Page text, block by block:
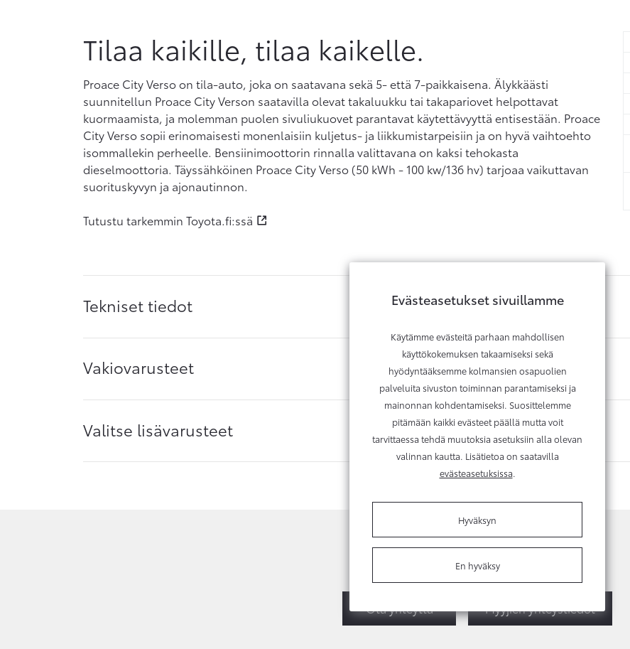
Tilaa kaikille, tilaa kaikelle.
Proace City Verso on tila-auto, joka on saatavana sekä 5- että 7-paikkaisena. Älykkäästi
suunnitellun Proace City Verson saatavilla olevat takaluukku tai takapariovet helpottavat
kuormaamista, ja molemman puolen sivuliukuovet parantavat käytettävyyttä entisestään. Proace
City Verso sopii erinomaisesti monenlaisiin kuljetus- ja liikkumistarpeisiin ja on hyvä vaihtoehto
isommallekin perheelle. Bensiinimoottorin rinnalla valittavana on kaksi tehokasta
dieselmoottoria. Täyssähköinen Proace City Verso (50 kWh - 100 kw/136 hv) tarjoaa vaikuttavan
suorituskyvyn ja ajonautinnon.
Tutustu tarkemmin Toyota.fi:ssä
Tekniset tiedot
Vakiovarusteet
Valitse lisävarusteet
Kysy lisätietoja tai vaihtotarjousta
Ota yhteyttä Myyjien yhteystiedot
Evästeasetukset sivuillamme
Käytämme evästeitä parhaan mahdollisen
käyttökokemuksen takaamiseksi sekä
hyödyntääksemme kolmansien osapuolien
palveluita sivuston toiminnan parantamiseksi ja
mainonnan kohdentamiseksi. Suosittelemme
pitämään kaikki evästeet päällä mutta voit
tarvittaessa tehdä muutoksia asetuksiin alla olevan
valinnan kautta. Lisätietoa on saatavilla
evästeasetuksissa.
Hyväksyn
En hyväksy